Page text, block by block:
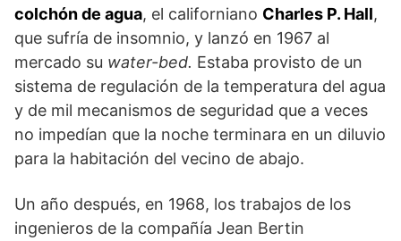
colchón de agua, el californiano Charles P. Hall,
que sufría de insomnio, y lanzó en 1967 al
mercado su water-bed. Estaba provisto de un
sistema de regulación de la temperatura del agua
y de mil mecanismos de seguridad que a veces
no impedían que la noche terminara en un diluvio
para la habitación del vecino de abajo.
Un año después, en 1968, los trabajos de los
ingenieros de la compañía Jean Bertin